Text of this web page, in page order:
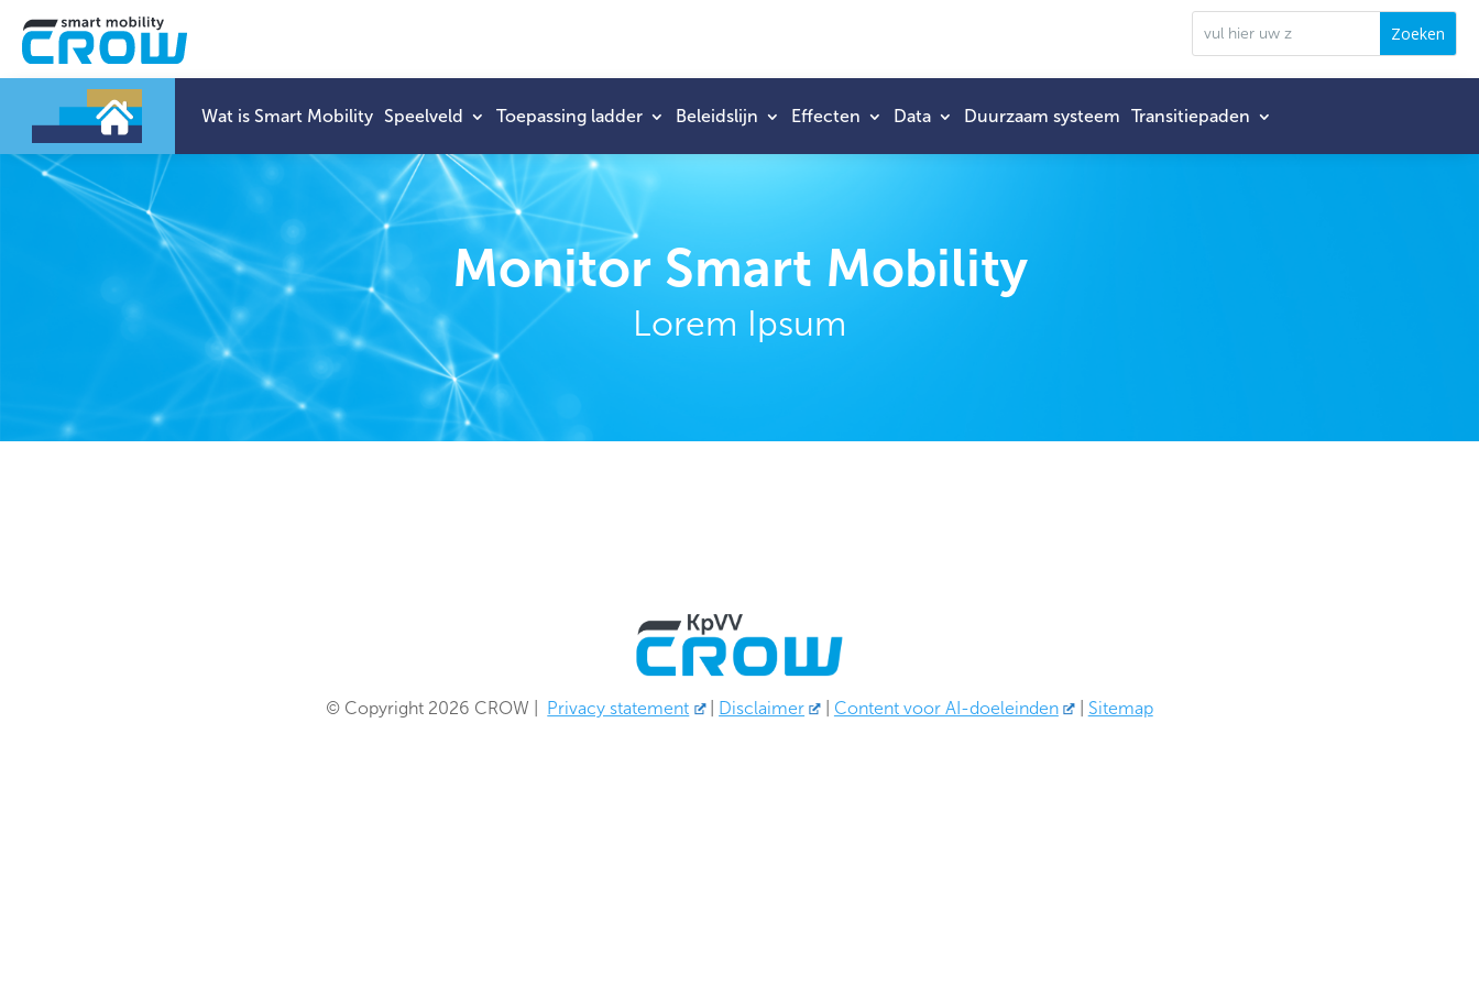
Wat is Smart Mobility Speelveld Toepassing ladder Beleidslijn Effecten Data Duurzaam systeem Transitiepaden
Monitor Smart Mobility
Lorem Ipsum
© Copyright 2026 CROW Privacy statement | Disclaimer | Content voor AI-doeleinden | Sitemap